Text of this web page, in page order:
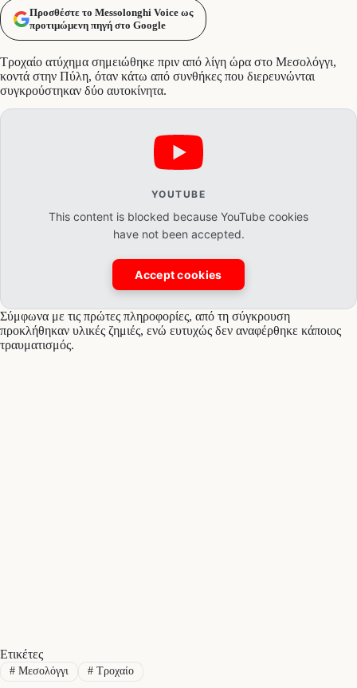
Προσθέστε το Messolonghi Voice ως
προτιμώμενη πηγή στο Google
Τροχαίο ατύχημα σημειώθηκε πριν από λίγη ώρα στο Μεσολόγγι,
κοντά στην Πύλη, όταν κάτω από συνθήκες που διερευνώνται
συγκρούστηκαν δύο αυτοκίνητα.
YOUTUBE
This content is blocked because YouTube cookies
have not been accepted.
Accept cookies
Σύμφωνα με τις πρώτες πληροφορίες, από τη σύγκρουση
προκλήθηκαν υλικές ζημιές, ενώ ευτυχώς δεν αναφέρθηκε κάποιος
τραυματισμός.
Ετικέτες
#Μεσολόγγι #Τροχαίο